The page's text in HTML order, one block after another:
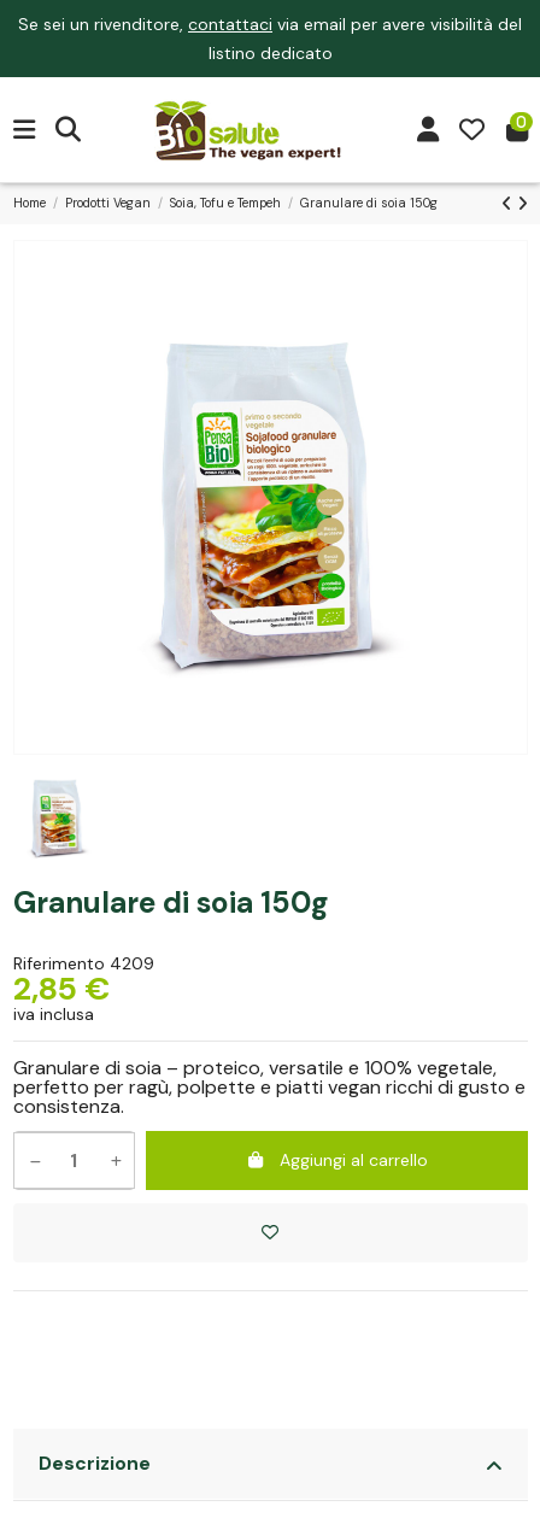
Se sei un rivenditore, contattaci via email per avere visibilità del
listino dedicato
0
Home Prodotti Vegan Soia, Tofu e Tempeh Granulare di soia 150g
Granulare di soia 150g
Riferimento 4209
2,85 €
iva inclusa
Granulare di soia – proteico, versatile e 100% vegetale,
perfetto per ragù, polpette e piatti vegan ricchi di gusto e
consistenza.
Aggiungi al carrello
Descrizione